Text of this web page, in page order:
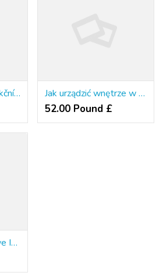
Jídelna jako multifunkční místo. Jak do ní vměstnat hosty i uskladnění? Jak urządzić wnętrze w stylu loft w bloku z wielkiej płyty
52.00 Pound £
Nine Things You Have In Common With Fazi Slots & RTP Guide